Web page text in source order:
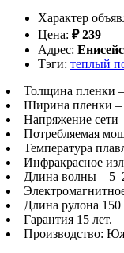
Характер
Цена: ₽239
Адрес:
Тэги: теплый
Толщина пленки
Ширина пленки –
Напряжение сети
Потребляемая
Температура
Инфракрасное
Длина волны –
Длина рулона
Гарантия 15 лет.
Производство: